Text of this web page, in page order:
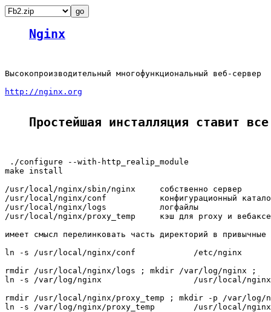
Nginx
Высокопроизводительный многофункциональный веб-сервер
http://nginx.org
Простейшая инсталляция ставит
./configure --with-http_realip_module
make install
/usr/local/nginx/sbin/nginx     собственно сервер
/usr/local/nginx/conf           конфигурационный
/usr/local/nginx/logs           логфайлы
/usr/local/nginx/proxy_temp     кэш для proxy и
имеет смысл перелинковать часть директорий в привычные
ln -s /usr/local/nginx/conf            /etc/nginx
rmdir /usr/local/nginx/logs ; mkdir /var/log/nginx ;
ln -s /var/log/nginx                   /usr/local/
rmdir /usr/local/nginx/proxy_temp ; mkdir -p /var/log/
ln -s /var/log/nginx/proxy_temp        /usr/local/nginx/